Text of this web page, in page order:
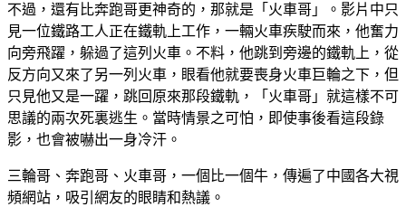
不過，還有比奔跑哥更神奇的，那就是「火車哥」。影片中只
見一位鐵路工人正在鐵軌上工作，一輛火車疾駛而來，他奮力
向旁飛躍，躲過了這列火車。不料，他跳到旁邊的鐵軌上，從
反方向又來了另一列火車，眼看他就要喪身火車巨輪之下，但
只見他又是一躍，跳回原來那段鐵軌，「火車哥」就這樣不可
思議的兩次死裏逃生。當時情景之可怕，即使事後看這段錄
影，也會被嚇出一身冷汗。
三輪哥、奔跑哥、火車哥，一個比一個牛，傳遍了中國各大視
頻網站，吸引網友的眼睛和熱議。